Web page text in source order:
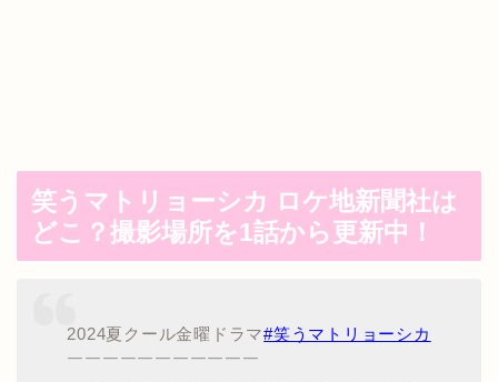
笑うマトリョーシカ ロケ地新聞社は
どこ？撮影場所を1話から更新中！
2024夏クール金曜ドラマ#笑うマトリョーシカ
￣￣￣￣￣￣￣￣￣￣￣